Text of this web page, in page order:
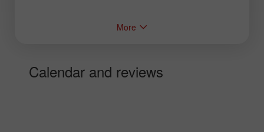
More
Calendar and reviews